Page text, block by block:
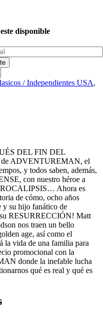
disponible
/ Independientes USA,
DEL FIN DEL
de ADVENTUREMAN, el
y todos saben, además,
con nuestro héroe a
Ahora es
de cómo, ocho años
y su hijo fanático de
RESURRECCIÓN! Matt
nos traen un bello
age, así como el
la vida de una familia para
promocional con la
donde la inefable lucha
qué es real y qué es